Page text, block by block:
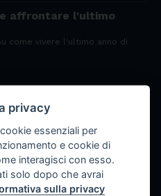
affrontare l'ultimo
come vivere l'ultimo anno di
- Prof Nigro, Filippo
confronto Prof. e studenti
privacy
essenziali per
e cookie di
interagisci con esso.
solo dopo che avrai
sulla privacy